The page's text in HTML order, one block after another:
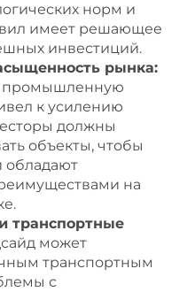
норм и
имеет решающее
инвестиций.
рынка:
промышленную
к усилению
должны
объекты, чтобы
обладают
на
транспортные
может
транспортным
с